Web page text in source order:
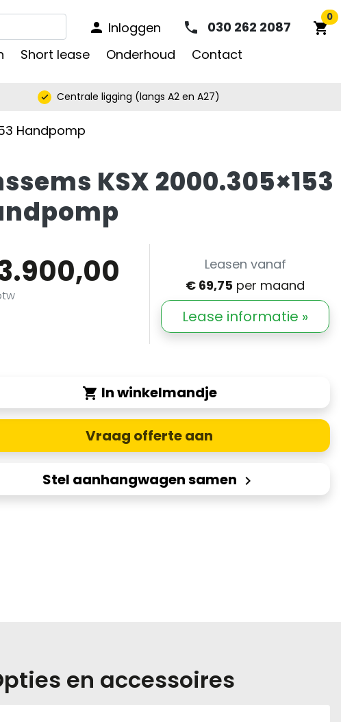
person Inloggen phone 030 262 2087 shopping_cart
0
Short lease Onderhoud Contact
check Centrale ligging (langs A2 en A27)
Handpomp
KSX 2000.305×153


Leasen vanaf
€ 69,75 per maand
Lease informatie »
shopping_cart In winkelmandje
Vraag offerte aan
Stel aanhangwagen samen keyboard_arrow_right
en accessoires